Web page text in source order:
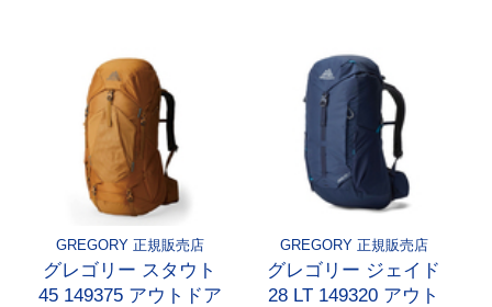
GREGORY 正規販売店
グレゴリー スタウト
45 149375 アウトドア
GREGORY 正規販売店
グレゴリー ジェイド
28 LT 149320 アウト